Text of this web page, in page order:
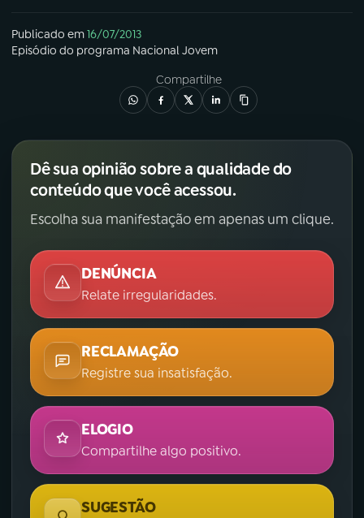
Instagram X
Publicado em16/07/2013
Episódio do programa Nacional Jovem
Compartilhe
Dê sua opinião sobre a qualidade do
conteúdo que você acessou.
Escolha sua manifestação em apenas um clique.
DENÚNCIA
Relate irregularidades.
RECLAMAÇÃO
Registre sua insatisfação.
ELOGIO
Compartilhe algo positivo.
SUGESTÃO